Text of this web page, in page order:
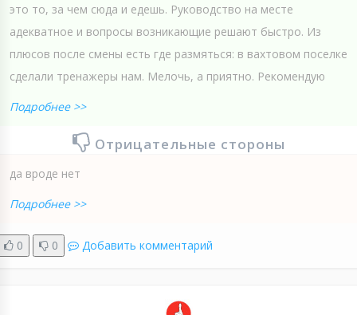
это то, за чем сюда и едешь. Руководство на месте
адекватное и вопросы возникающие решают быстро. Из
плюсов после смены есть где размяться: в вахтовом поселке
сделали тренажеры нам. Мелочь, а приятно. Рекомендую
Подробнее >>
Отрицательные стороны
да вроде нет
Подробнее >>
0 0 Добавить комментарий